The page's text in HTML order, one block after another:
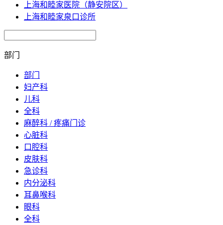
上海和睦家医院（静安院区）
上海和睦家泉口诊所
部门
部门
妇产科
儿科
全科
麻醉科 / 疼痛门诊
心脏科
口腔科
皮肤科
急诊科
内分泌科
耳鼻喉科
眼科
全科